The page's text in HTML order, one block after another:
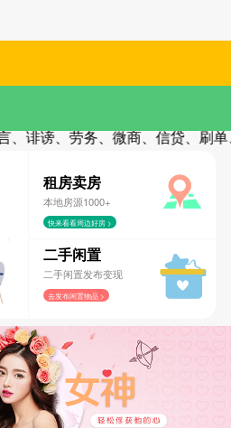
诽谤、劳务、微商、信贷、刷单
租房卖房
本地房源1000+
快来看看周边好房 >
二手闲置
二手闲置发布变现
去发布闲置物品 >